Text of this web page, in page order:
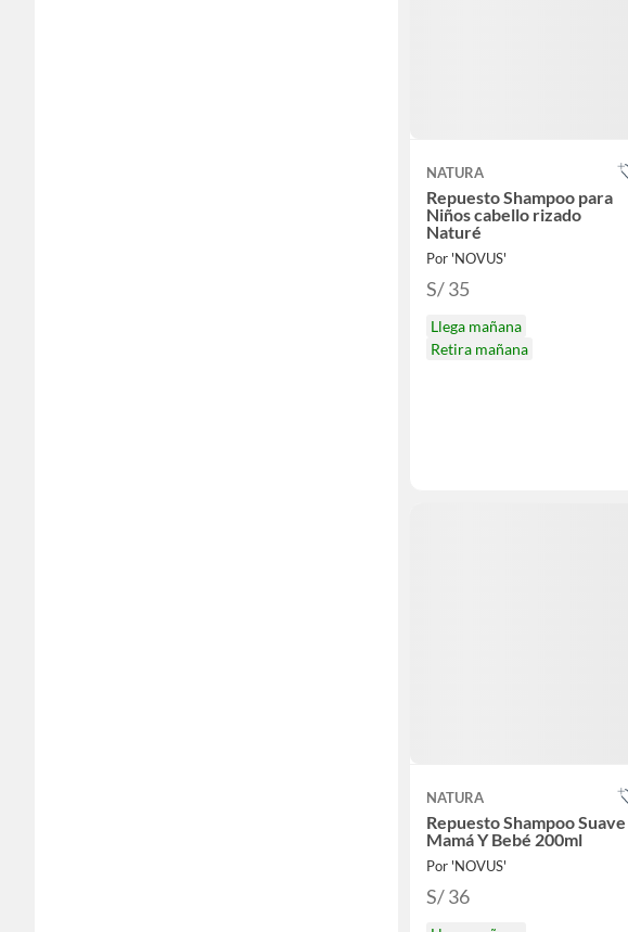
NATURA
Repuesto Shampoo para
Niños cabello rizado
Naturé
Por 'NOVUS'
S/ 35
Llega mañana
Retira mañana
NATURA
Repuesto Shampoo Suave
Mamá Y Bebé 200ml
Por 'NOVUS'
S/ 36